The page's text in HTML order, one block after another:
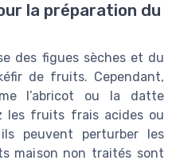
la préparation du
des figues sèches et du
de fruits. Cependant,
l’abricot ou la datte
les fruits frais acides ou
peuvent perturber les
maison non traités sont